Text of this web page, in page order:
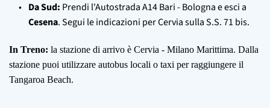
Da Sud:
Cesena. Segui le indicazioni per Cervia sulla S.S. 71 bis.
In Treno: la stazione di arrivo è Cervia - Milano Marittima. Dalla
stazione puoi utilizzare autobus locali o taxi per raggiungere il
Tangaroa Beach.